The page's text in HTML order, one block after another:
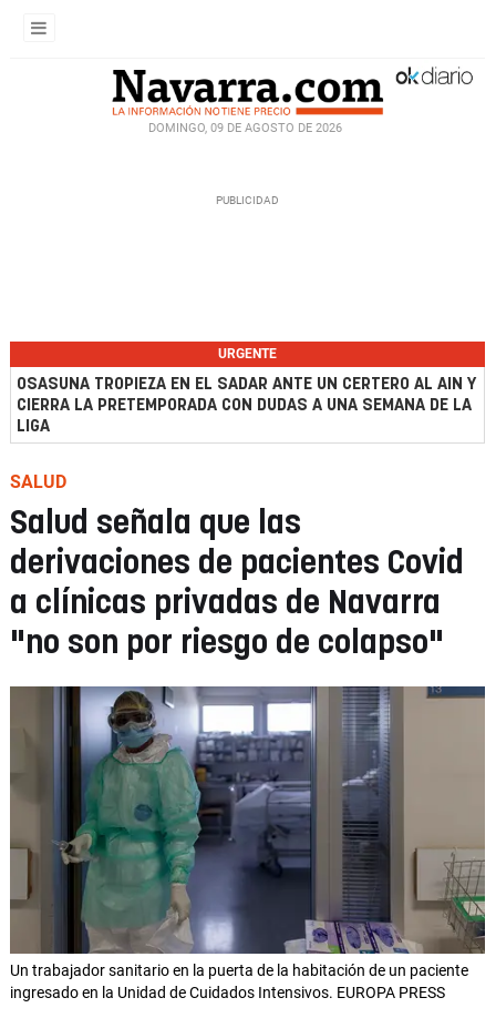
DOMINGO, 09 DE AGOSTO DE 2026
URGENTE
OSASUNA TROPIEZA EN EL SADAR ANTE UN CERTERO AL AIN Y
CIERRA LA PRETEMPORADA CON DUDAS A UNA SEMANA DE LA
LIGA
SALUD
Salud señala que las
derivaciones de pacientes Covid
a clínicas privadas de Navarra
"no son por riesgo de colapso"
Un trabajador sanitario en la puerta de la habitación de un paciente
ingresado en la Unidad de Cuidados Intensivos. EUROPA PRESS